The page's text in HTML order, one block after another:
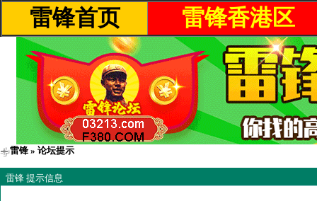
雷锋首页 雷锋香港区
雷锋 » 论坛提示
雷锋 提示信息